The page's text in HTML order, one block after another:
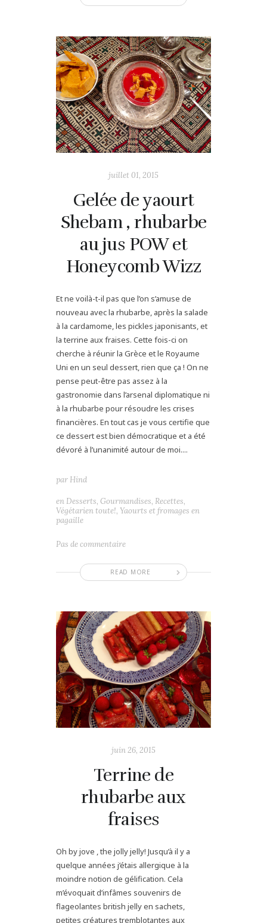
juillet 01, 2015
Gelée de yaourt
Shebam , rhubarbe
au jus POW et
Honeycomb Wizz
Et ne voilà-t-il pas que l’on s’amuse de
nouveau avec la rhubarbe, après la salade
à la cardamome, les pickles japonisants, et
la terrine aux fraises. Cette fois-ci on
cherche à réunir la Grèce et le Royaume
Uni en un seul dessert, rien que ça ! On ne
pense peut-être pas assez à la
gastronomie dans l’arsenal diplomatique ni
à la rhubarbe pour résoudre les crises
financières. En tout cas je vous certifie que
ce dessert est bien démocratique et a été
dévoré à l’unanimité autour de moi....
READ MORE
par Hind
en Desserts, Gourmandises, Recettes,
Végétarien toute!, Yaourts et fromages en
pagaille
Pas de commentaire
juin 26, 2015
Terrine de
rhubarbe aux
fraises
Oh by jove , the jolly jelly! Jusqu’à il y a
quelque années j’étais allergique à la
moindre notion de gélification. Cela
m’évoquait d’infâmes souvenirs de
flageolantes british jelly en sachets,
petites créatures tremblotantes aux